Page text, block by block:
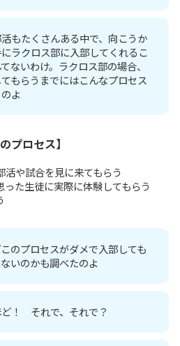
もたくさんある中で、向こうか
ラクロス部に入部してくれるこ
ないわけ。ラクロス部の場合、
もらうまでにはこんなプロセス
よ
プロセス】
や試合を見に来てもらう
生徒に実際に体験してもらう
のプロセスがダメで入部しても
いのかも調べたのよ
！ それで、それで？